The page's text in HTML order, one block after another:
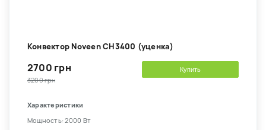
Конвектор Noveen CH3400 (уценка)
2700 грн
3200 грн
Купить
Характеристики
Мощность: 2000 Вт